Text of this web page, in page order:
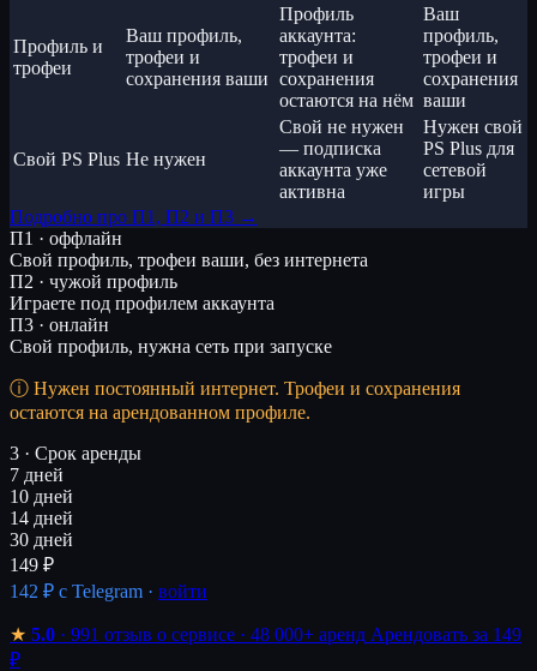
Профиль и
трофеи
Ваш профиль,
трофеи и
сохранения ваши
Профиль
аккаунта:
трофеи и
сохранения
остаются на нём
Ваш
профиль,
трофеи и
сохранения
ваши
Свой PS Plus Не нужен
Свой не нужен
— подписка
аккаунта уже
активна
Нужен свой
PS Plus для
сетевой
игры
Подробно про П1, П2 и П3 →
П1 · оффлайн
Свой профиль, трофеи ваши, без интернета
П2 · чужой профиль
Играете под профилем аккаунта
П3 · онлайн
Свой профиль, нужна сеть при запуске
Нужен постоянный интернет. Трофеи и сохранения
остаются на арендованном профиле.
3 · Срок аренды
7 дней
10 дней
14 дней
30 дней
149 ₽
142 ₽ с Telegram · войти
★ 5.0 · 991 отзыв о сервисе · 48 000+ аренд Арендовать за 149
₽